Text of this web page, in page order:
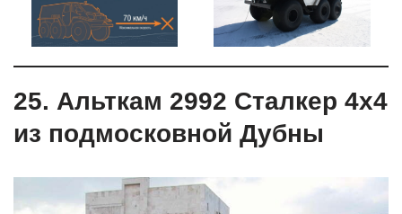
25. Альткам 2992 Сталкер 4х4
из подмосковной Дубны